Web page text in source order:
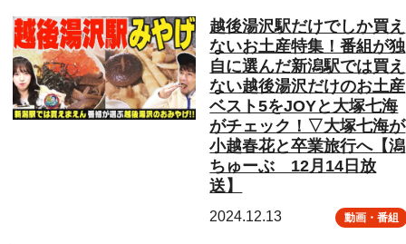
越後湯沢駅だけでしか買え
ないお土産特集！番組が独
自に選んだ新潟駅では買え
ない越後湯沢だけのお土産
ベスト5をJOYと大塚七海
がチェック！▽大塚七海が
小越春花と卒業旅行へ【潟
ちゅーぶ 12月14日放
送】
2024.12.13 動画・番組